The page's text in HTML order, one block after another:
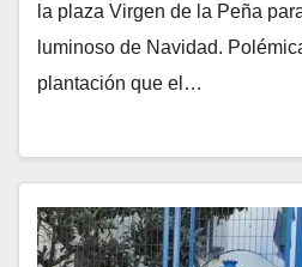
la plaza Virgen de la Peña
luminoso de Navidad.
plantación que el…